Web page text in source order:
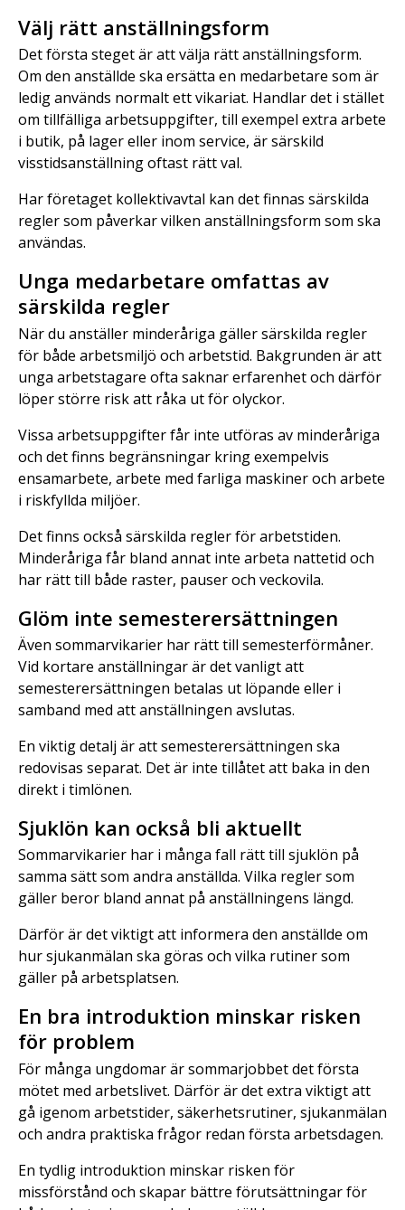
Välj rätt anställningsform
Det första steget är att välja rätt anställningsform.
Om den anställde ska ersätta en medarbetare som är
ledig används normalt ett vikariat. Handlar det i stället
om tillfälliga arbetsuppgifter, till exempel extra arbete
i butik, på lager eller inom service, är särskild
visstidsanställning oftast rätt val.
Har företaget kollektivavtal kan det finnas särskilda
regler som påverkar vilken anställningsform som ska
användas.
Unga medarbetare omfattas av
särskilda regler
När du anställer minderåriga gäller särskilda regler
för både arbetsmiljö och arbetstid. Bakgrunden är att
unga arbetstagare ofta saknar erfarenhet och därför
löper större risk att råka ut för olyckor.
Vissa arbetsuppgifter får inte utföras av minderåriga
och det finns begränsningar kring exempelvis
ensamarbete, arbete med farliga maskiner och arbete
i riskfyllda miljöer.
Det finns också särskilda regler för arbetstiden.
Minderåriga får bland annat inte arbeta nattetid och
har rätt till både raster, pauser och veckovila.
Glöm inte semesterersättningen
Även sommarvikarier har rätt till semesterförmåner.
Vid kortare anställningar är det vanligt att
semesterersättningen betalas ut löpande eller i
samband med att anställningen avslutas.
En viktig detalj är att semesterersättningen ska
redovisas separat. Det är inte tillåtet att baka in den
direkt i timlönen.
Sjuklön kan också bli aktuellt
Sommarvikarier har i många fall rätt till sjuklön på
samma sätt som andra anställda. Vilka regler som
gäller beror bland annat på anställningens längd.
Därför är det viktigt att informera den anställde om
hur sjukanmälan ska göras och vilka rutiner som
gäller på arbetsplatsen.
En bra introduktion minskar risken
för problem
För många ungdomar är sommarjobbet det första
mötet med arbetslivet. Därför är det extra viktigt att
gå igenom arbetstider, säkerhetsrutiner, sjukanmälan
och andra praktiska frågor redan första arbetsdagen.
En tydlig introduktion minskar risken för
missförstånd och skapar bättre förutsättningar för